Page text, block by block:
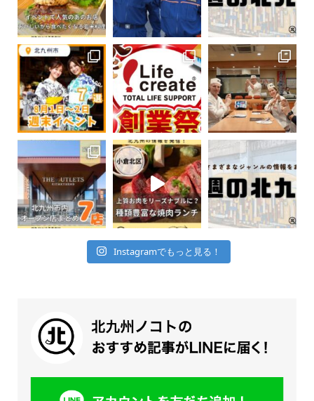
Instagramでもっと見る！